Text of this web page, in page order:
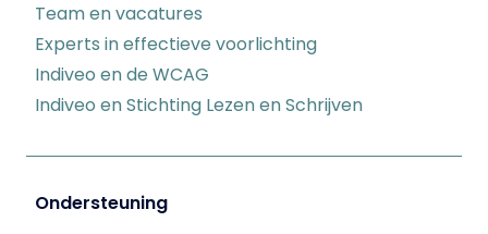
Team en vacatures
Experts in effectieve voorlichting
Indiveo en de WCAG
Indiveo en Stichting Lezen en Schrijven
Ondersteuning